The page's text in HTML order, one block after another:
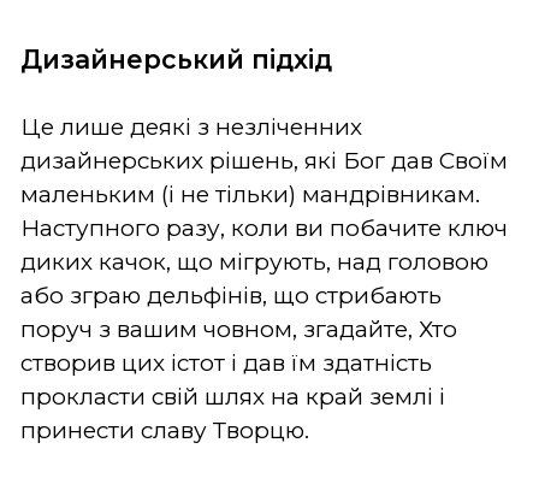
Дизайнерський підхід
Це лише деякі з незліченних
дизайнерських рішень, які Бог дав Своїм
маленьким (і не тільки) мандрівникам.
Наступного разу, коли ви побачите ключ
диких качок, що мігрують, над головою
або зграю дельфінів, що стрибають
поруч з вашим човном, згадайте, Хто
створив цих істот і дав їм здатність
прокласти свій шлях на край землі і
принести славу Творцю.